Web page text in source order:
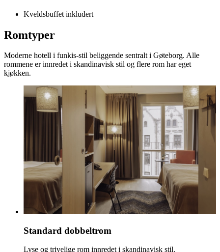
Kveldsbuffet inkludert
Romtyper
Moderne hotell i funkis-stil beliggende sentralt i Gøteborg. Alle
rommene er innredet i skandinavisk stil og flere rom har eget
kjøkken.
Standard dobbeltrom
Lyse og trivelige rom innredet i skandinavisk stil.